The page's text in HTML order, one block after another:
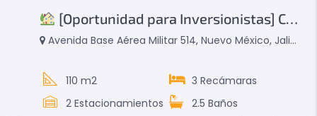
[Oportunidad para Inversionistas] Casa en Venta con Inquilino Activo – Puertas del Laurel
Avenida Base Aérea Militar 514, Nuevo México, Jalisco, Mexico
110 m2 3 Recámaras
2 Estacionamientos 2.5 Baños